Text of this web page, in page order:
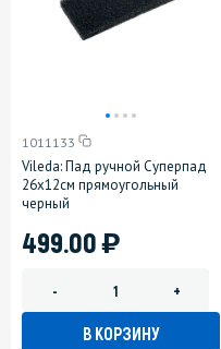
1011133
Vileda: Пад ручной Суперпад
26х12см прямоугольный
черный
499.00)
- +
В КОРЗИНУ